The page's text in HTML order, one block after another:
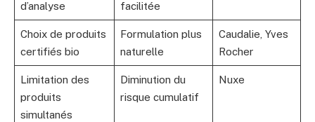
d’analyse
facilitée
Choix de produits
certifiés bio
Formulation plus
naturelle
Caudalie, Yves
Rocher
Limitation des
produits
simultanés
Diminution du
risque cumulatif
Nuxe